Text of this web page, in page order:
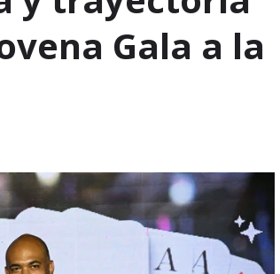
Gala a la